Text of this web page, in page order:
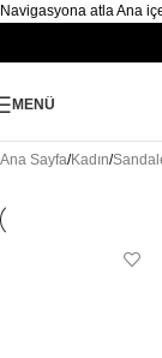
Navigasyona atlaAna
MENÜ
Ana Sayfa/Kadın/